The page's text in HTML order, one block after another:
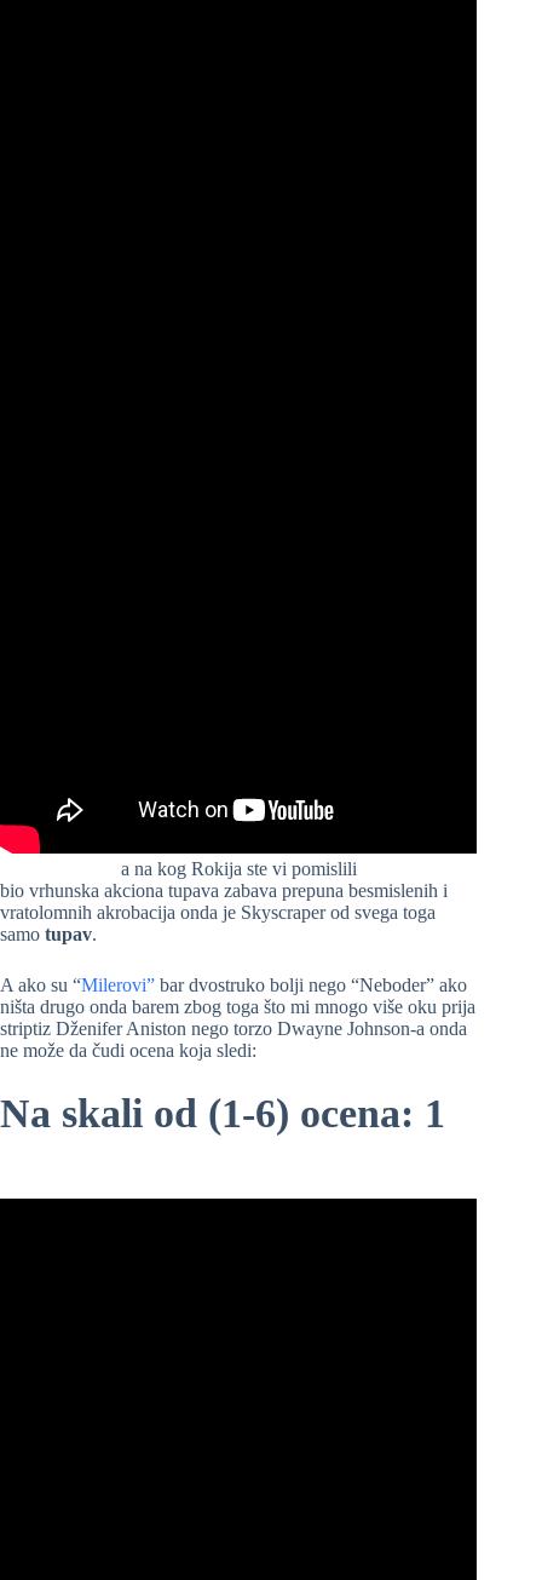
a na kog Rokija ste vi pomislili
bio vrhunska akciona tupava zabava prepuna besmislenih i
vratolomnih akrobacija onda je Skyscraper od svega toga
samo tupav.
A ako su “Milerovi” bar dvostruko bolji nego “Neboder” ako
ništa drugo onda barem zbog toga što mi mnogo više oku prija
striptiz Dženifer Aniston nego torzo Dwayne Johnson-a onda
ne može da čudi ocena koja sledi:
Na skali od (1-6) ocena: 1